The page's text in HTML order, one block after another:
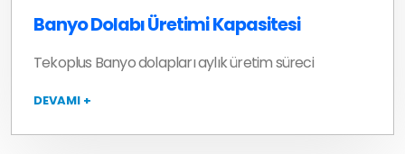
Banyo Dolabı Üretimi Kapasitesi
Tekoplus Banyo dolapları aylık üretim süreci
DEVAMI +